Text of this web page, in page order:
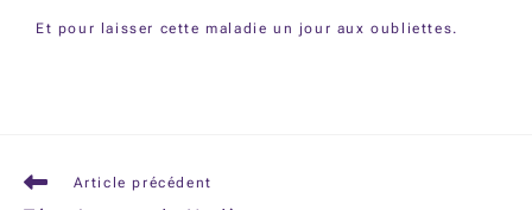
Et pour laisser cette maladie un jour aux oubliettes.
Article précédent